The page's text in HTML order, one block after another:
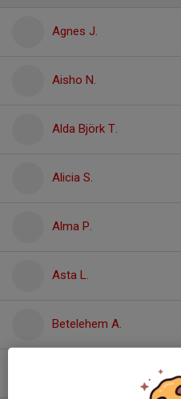
Agnes J.
Aisho N.
Alda Björk T.
Alicia S.
Alma P.
Asta L.
Betelehem A.